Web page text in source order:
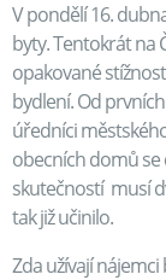
V pondělí 16.
byty. Tentokrát na
opakované
bydlení. Od
úředníci
obecních domů se
skutečností musí
tak již učinilo.
Zda užívají